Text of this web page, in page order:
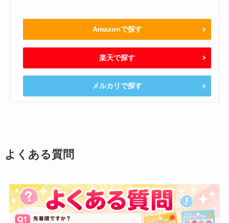
Amazonで探す
楽天で探す
メルカリで探す
よくある質問